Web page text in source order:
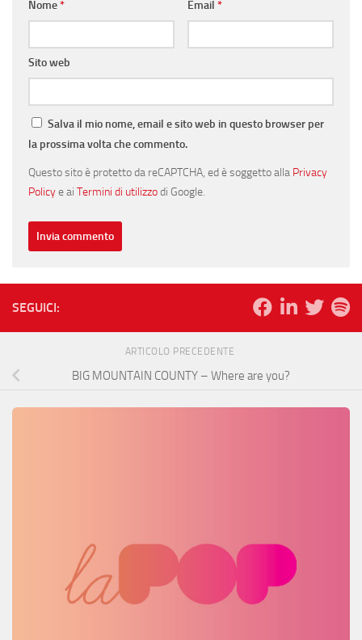
Nome* Email *
Sito web
Salva il mio nome, email e sito web in questo browser per
la prossima volta che commento.
Questo sito è protetto da reCAPTCHA, ed è soggetto alla Privacy
Policye ai Termini di utilizzodi Google.
SEGUICI:
ARTICOLO PRECEDENTE
BIG MOUNTAIN COUNTY – Where are you?